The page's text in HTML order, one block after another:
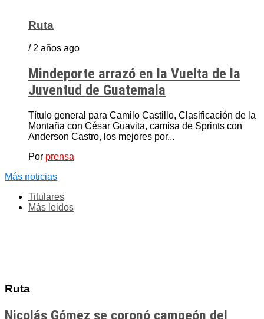
Ruta
/ 2 años ago
Mindeporte arrazó en la Vuelta de la
Juventud de Guatemala
Título general para Camilo Castillo, Clasificación de la
Montaña con César Guavita, camisa de Sprints con
Anderson Castro, los mejores por...
Por prensa
Más noticias
Titulares
Más leidos
Ruta
Nicolás Gómez se coronó campeón del